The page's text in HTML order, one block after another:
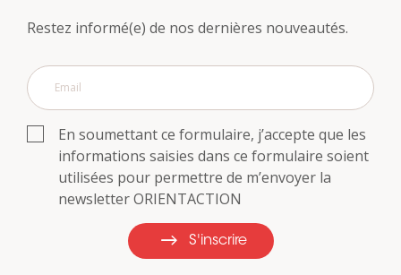
Restez informé(e) de nos dernières nouveautés.
En soumettant ce formulaire, j’accepte que les
informations saisies dans ce formulaire soient
utilisées pour permettre de m’envoyer la
newsletter ORIENTACTION
S'inscrire